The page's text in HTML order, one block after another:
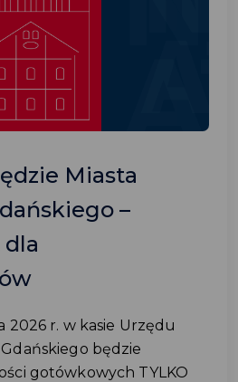
Miasta
–
2026 r. w kasie Urzędu
będzie
gotówkowych TYLKO